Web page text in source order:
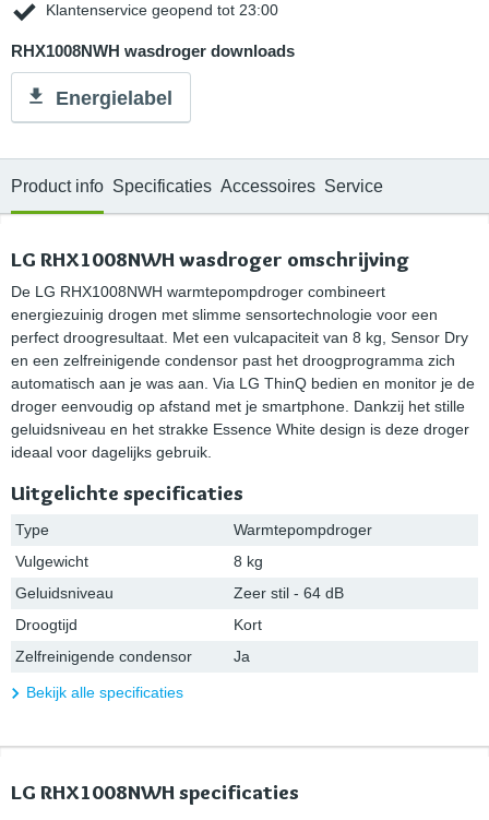
Klantenservice geopend tot 23:00
RHX1008NWH wasdroger downloads
Energielabel
Product info Specificaties Accessoires Service
LG RHX1008NWH wasdroger omschrijving
De LG RHX1008NWH warmtepompdroger combineert
energiezuinig drogen met slimme sensortechnologie voor een
perfect droogresultaat. Met een vulcapaciteit van 8 kg, Sensor Dry
en een zelfreinigende condensor past het droogprogramma zich
automatisch aan je was aan. Via LG ThinQ bedien en monitor je de
droger eenvoudig op afstand met je smartphone. Dankzij het stille
geluidsniveau en het strakke Essence White design is deze droger
ideaal voor dagelijks gebruik.
Uitgelichte specificaties
Type
Warmtepompdroger
Vulgewicht
8 kg
Geluidsniveau
Zeer stil - 64 dB
Droogtijd
Kort
Zelfreinigende condensor
Ja
Bekijk alle specificaties
LG RHX1008NWH specificaties